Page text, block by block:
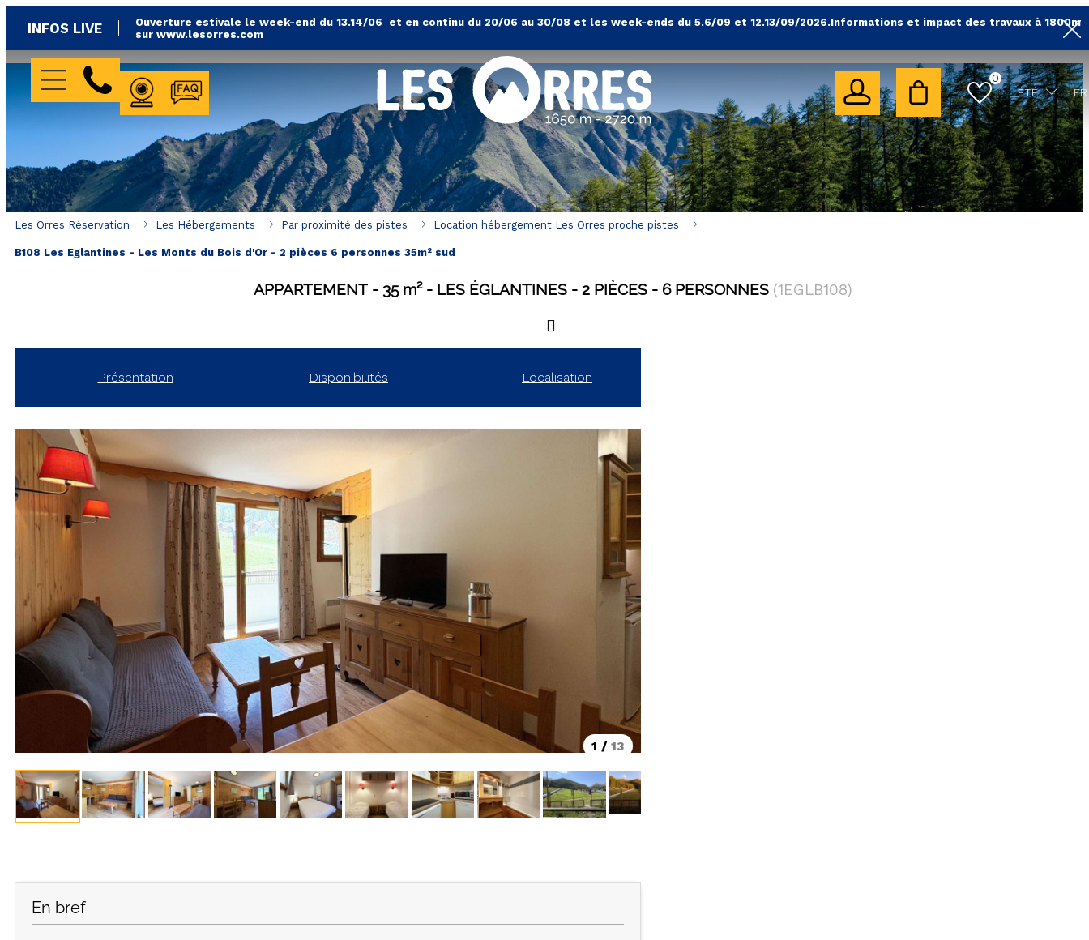
INFOS LIVE
Ouverture estivale le week-end du 13.14/06 et en continu du 20/06 au 30/08 et les week-ends du 5.6/09 et 12.13/09/2026.Informations et impact des travaux à 1800m
sur www.lesorres.com
WEBCAMS
FAQ
0
ÉTÉ
FR
Les Orres Réservation Les Hébergements Par proximité des pistes Location hébergement Les Orres proche pistes
B108 Les Eglantines - Les Monts du Bois d'Or - 2 pièces 6 personnes 35m² sud
APPARTEMENT 35 m² LES ÉGLANTINES 2 PIÈCES 6 PERSONNES (1EGLB108)
Présentation Disponibilités Localisation
1 / 13
En bref